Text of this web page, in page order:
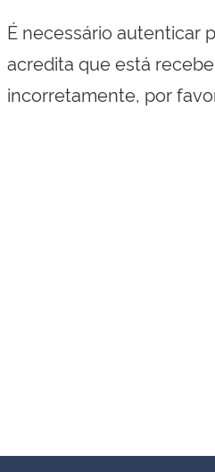
É necessário autenticar
acredita que está
incorretamente, por